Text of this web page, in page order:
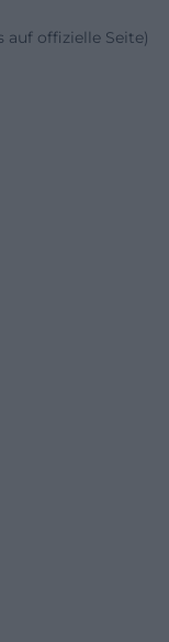
auf offizielle Seite)